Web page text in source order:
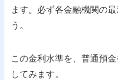
ます。必ず各金融機関の
う。
この金利水準を、普通預
してみます。